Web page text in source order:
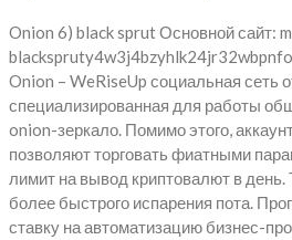
Onion 6) black sprut Основной сайт:
Onion – WeRiseUp социальная сеть
специализированная для работы
onion-зеркало. Помимо этого,
позволяют торговать фиатными
лимит на вывод криптовалют в
более быстрого испарения пота.
ставку на автоматизацию бизнес-